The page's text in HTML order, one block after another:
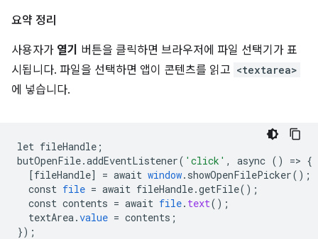
요약 정리
사용자가 열기 버튼을 클릭하면 브라우저에 파일 선택기가 표
시됩니다. 파일을 선택하면 앱이 콘텐츠를 읽고 <textarea>
에 넣습니다.
let fileHandle ;
butOpenFile.addEventListener( 'click' , async () => {
[fileHandle] = await window. showOpenFilePicker();
const file = await fileHandle.getFile();
const contents = await file. text();
textArea.value = contents ;
});